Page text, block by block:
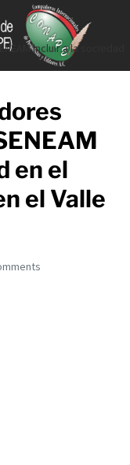
incluir a la sociedad
en el
el Valle